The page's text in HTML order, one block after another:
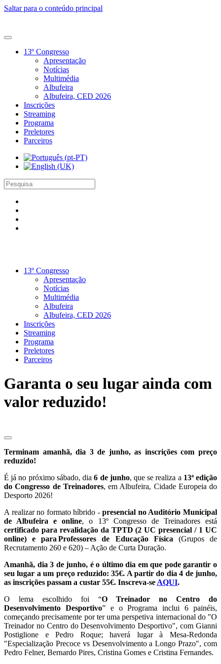
Saltar para o conteúdo principal
13º Congresso
Apresentação
Notícias
Multimédia
Albufeira
Albufeira, CED 2026
Inscrições
Streaming
Programa
Preletores
Parceiros
13º Congresso
Apresentação
Notícias
Multimédia
Albufeira
Albufeira, CED 2026
Inscrições
Streaming
Programa
Preletores
Parceiros
Garanta o seu lugar ainda com
valor reduzido!
Terminam amanhã, dia 3 de junho, as inscrições com preço
reduzido!
É já no próximo sábado, dia6 de junho, que se realiza a 13ª edição
do Congresso de Treinadores, em Albufeira, Cidade Europeia do
Desporto 2026!
A realizar no formato híbrido -presencial no Auditório Municipal
de Albufeira e online, o 13º Congresso de Treinadores está
certificado para revalidação da TPTD (2 UC presencial / 1 UC
online) e para Professores de Educação Física (Grupos de
Recrutamento 260 e 620) – Ação de Curta Duração.
Amanhã, dia 3 de junho, é o último dia em que pode garantir o
seu lugar a um preço reduzido: 35€. A partir do dia 4 de junho,
as inscrições passam a custar 55€. Inscreva-se AQUI.
O lema escolhido foi “O Treinador no Centro do
Desenvolvimento Desportivo” e o Programa inclui 6 painéis,
começando precisamente por ter uma perspetiva internacional do "O
Treinador no Centro do Desenvolvimento Desportivo", com Gianni
Postiglione e Pedro Roque; haverá lugar à Mesa-Redonda
"Especialização Precoce vs Desenvolvimento a Longo Prazo", com
Pedro Felner, Bernardo Pires, Cristina Gomes e Cristina Fernandes.